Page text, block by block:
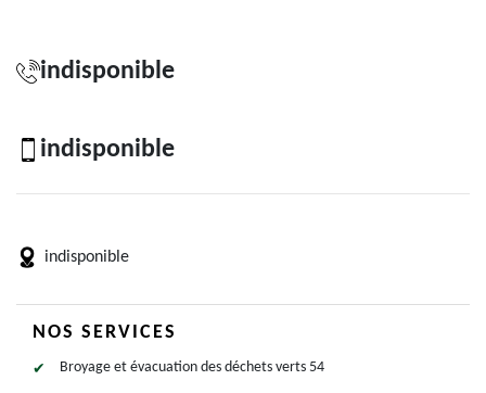
indisponible
indisponible
indisponible
NOS SERVICES
Broyage et évacuation des déchets verts 54